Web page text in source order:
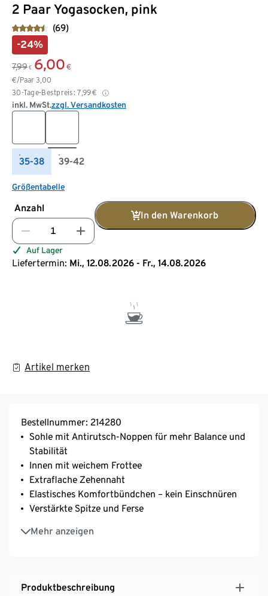
2 Paar Yogasocken, pink
(69)
-24%
7,99 € 6,00 €
€/Paar 3,00
30-Tage-Bestpreis: 7,99€
inkl. MwSt.zzgl. Versandkosten
35-38 39-42
Größentabelle
Anzahl
In den Warenkorb
Auf Lager
Liefertermin: Mi., 12.08.2026 - Fr., 14.08.2026
Artikel merken
Bestellnummer: 214280
Sohle mit Antirutsch-Noppen für mehr Balance und
Stabilität
Innen mit weichem Frottee
Extraflache Zehennaht
Elastisches Komfortbündchen – kein Einschnüren
Verstärkte Spitze und Ferse
Mehr anzeigen
Mit Markenelasthan: formbeständig, perfekter Sitz,
hoher Tragekomfort
Produktbeschreibung